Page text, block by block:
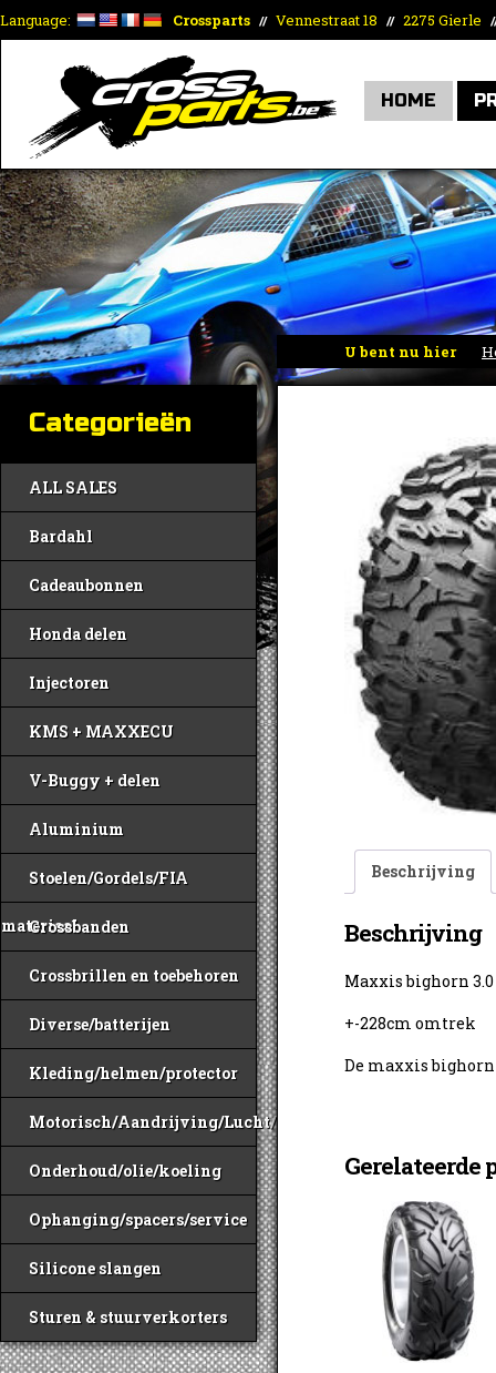
Language: Crossparts // Vennestraat 18 // 2275 Gierle
HOME
U bent nu hier
Categorieën
ALL SALES
Bardahl
Cadeaubonnen
Honda delen
Injectoren
KMS + MAXXECU
V-Buggy + delen
Aluminium
Stoelen/Gordels/FIA
materiaal
Crossbanden
Crossbrillen en toebehoren
Diverse/batterijen
Kleding/helmen/protector
Motorisch/Aandrijving/Lucht/Benzine
Onderhoud/olie/koeling
Ophanging/spacers/service
Silicone slangen
Sturen & stuurverkorters
Beschrijving
Beschrijving
Maxxis bighorn 3.0
+-228cm omtrek
De maxxis bighorn
Gerelateerde